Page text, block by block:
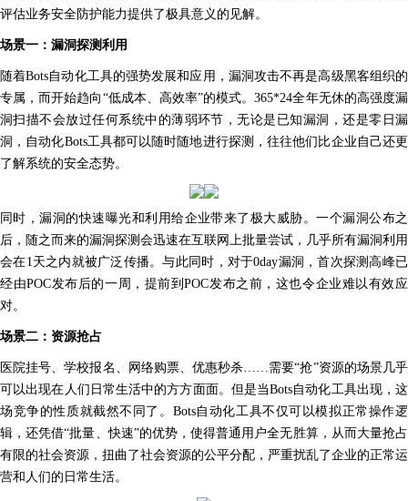
评估业务安全防护能力提供了极具意义的见解。
场景一：漏洞探测利用
随着Bots自动化工具的强势发展和应用，漏洞攻击不再是高级黑客组织的
专属，而开始趋向“低成本、高效率”的模式。365*24全年无休的高强度漏
洞扫描不会放过任何系统中的薄弱环节，无论是已知漏洞，还是零日漏
洞，自动化Bots工具都可以随时随地进行探测，往往他们比企业自己还更
了解系统的安全态势。
同时，漏洞的快速曝光和利用给企业带来了极大威胁。一个漏洞公布之
后，随之而来的漏洞探测会迅速在互联网上批量尝试，几乎所有漏洞利用
会在1天之内就被广泛传播。与此同时，对于0day漏洞，首次探测高峰已
经由POC发布后的一周，提前到POC发布之前，这也令企业难以有效应
对。
场景二：资源抢占
医院挂号、学校报名、网络购票、优惠秒杀……需要“抢”资源的场景几乎
可以出现在人们日常生活中的方方面面。但是当Bots自动化工具出现，这
场竞争的性质就截然不同了。Bots自动化工具不仅可以模拟正常操作逻
辑，还凭借“批量、快速”的优势，使得普通用户全无胜算，从而大量抢占
有限的社会资源，扭曲了社会资源的公平分配，严重扰乱了企业的正常运
营和人们的日常生活。